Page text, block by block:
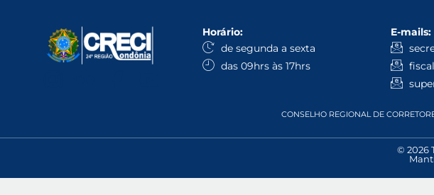
Horário:
de segunda a sexta
das 09hrs às 17hrs
E-mails:
CONSELHO REGIONAL DE
© 2026